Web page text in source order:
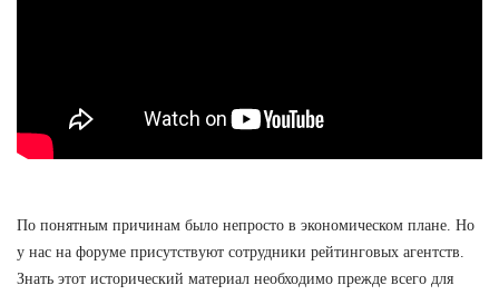
По понятным причинам было непросто в экономическом плане. Но
у нас на форуме присутствуют сотрудники рейтинговых агентств.
Знать этот исторический материал необходимо прежде всего для